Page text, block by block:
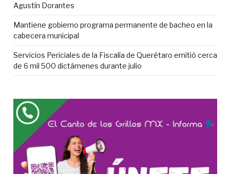
Agustín Dorantes
Mantiene gobierno programa permanente de bacheo en la
cabecera municipal
Servicios Periciales de la Fiscalía de Querétaro emitió cerca
de 6 mil 500 dictámenes durante julio